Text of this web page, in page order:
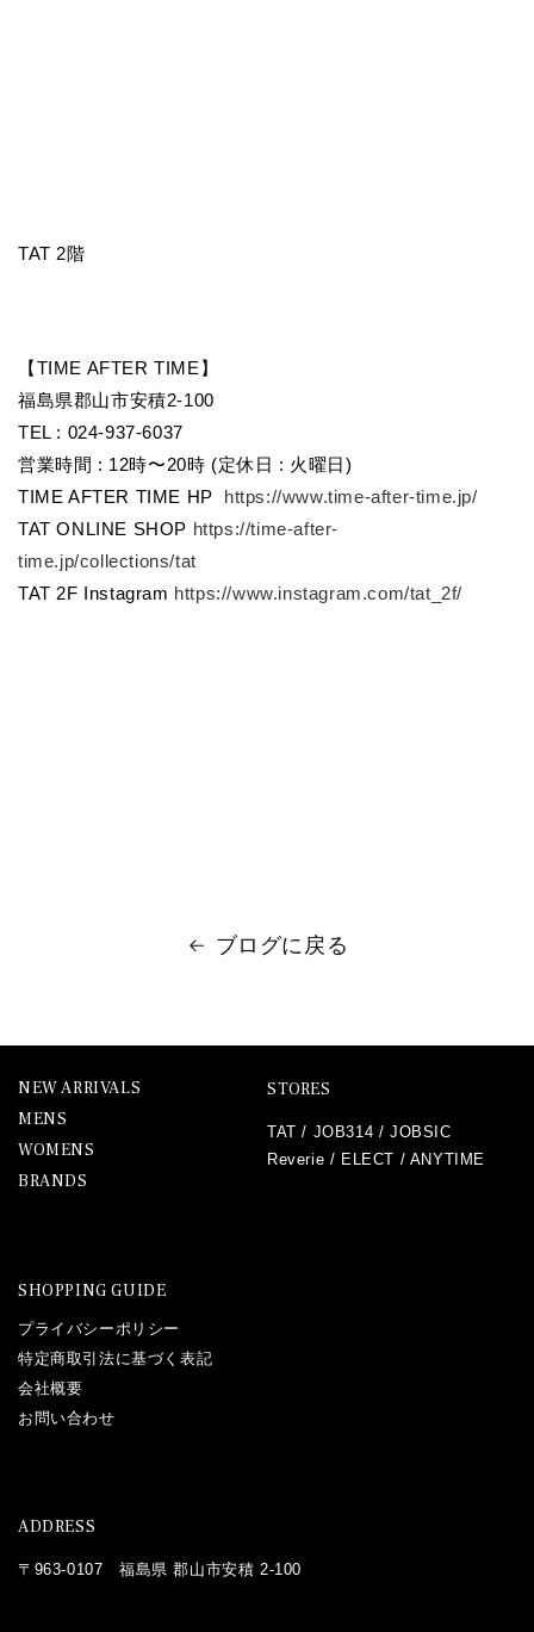
TAT 2階
【TIME AFTER TIME】
福島県郡山市安積2-100
TEL : 024-937-6037
営業時間 : 12時〜20時 (定休日 : 火曜日)
TIME AFTER TIME HP https://www.time-after-time.jp/
TAT ONLINE SHOP https://time-after-
time.jp/collections/tat
TAT 2F Instagram https://www.instagram.com/tat_2f/
ブログに戻る
NEW ARRIVALS
MENS
WOMENS
BRANDS
STORES
TAT / JOB314 /JOBSIC
Reverie / ELECT / ANYTIME
SHOPPING GUIDE
プライバシーポリシー
特定商取引法に基づく表記
会社概要
お問い合わせ
ADDRESS
〒963-0107 福島県 郡山市安積 2-100